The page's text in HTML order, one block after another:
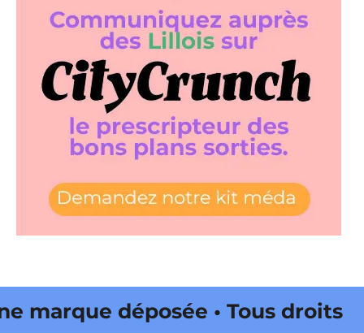
déposée • Tous droits